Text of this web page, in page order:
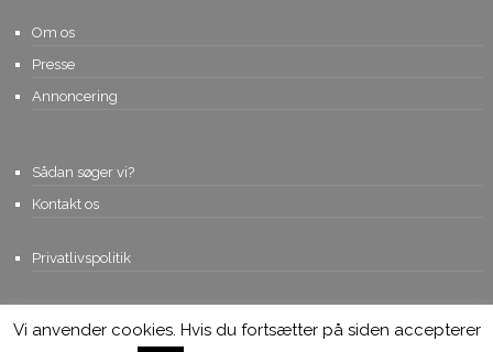
Om os
Presse
Annoncering
Sådan søger vi?
Kontakt os
Privatlivspolitik
© Copyright 2015, Viviro.com ApS- Alle rettigheder forbeholdes. Vi
Vi anvender cookies. Hvis du fortsætter på siden accepterer